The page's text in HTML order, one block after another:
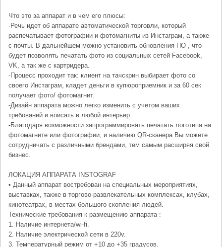
Что это за аппарат и в чем его плюсы:
-Речь идет об аппарате автоматической торговли, который
распечатывает фотографии и фотомагниты из Инстаграм, а также
с почты. В дальнейшем можно установить обновления ПО , что
будет позволять печатать фото из социальных сетей Facebook,
VK, а так же с картридера.
-Процесс проходит так: клиент на тачскрин выбирает фото со
своего Инстаграм, кладет деньги в купюроприемник и за 60 сек
получает фото/ фотомагнит.
-Дизайн аппарата можно легко изменить с учетом ваших
требований и вписать в любой интерьер.
-Благодаря возможности запрограммировать печатать логотипа на
фотомагните или фотографии, и наличию QR-сканера Вы можете
сотрудничать с различными брендами, тем самым расширяя свой
бизнес.
ЛОКАЦИЯ АППАРАТА INSTOGRAF
• Данный аппарат востребован на специальных мероприятиях,
выставках, также в торгово-развлекательных комплексах, клубах,
кинотеатрах, в местах большого скопления людей.
Технические требования к размещению аппарата :
1. Наличие интернета/wi-fi.
2. Наличие электрической сети в 220v.
3. Температурный режим от +10 до +35 градусов.